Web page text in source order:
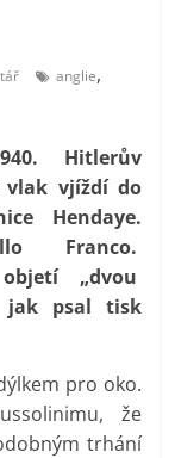
anglie,
Hitlerův
vlak vjíždí do
Hendaye.
Franco.
„dvou
jak psal tisk
pro oko.
že
trhání